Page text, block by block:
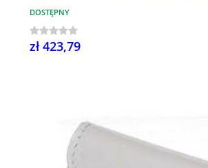
DOSTĘPNY
zł 423,79